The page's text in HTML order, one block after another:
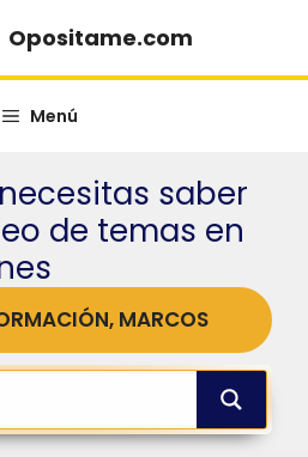
Opositame.com
Menú
saber
de temas en
MARCOS